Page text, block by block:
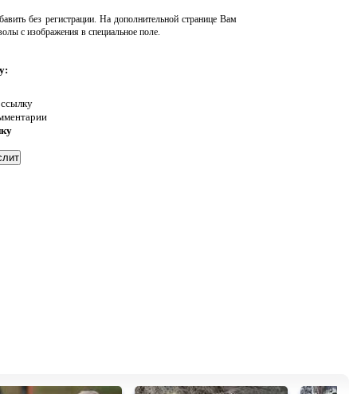
без регистрации. На дополнительной странице Вам
с изображения в специальное поле.